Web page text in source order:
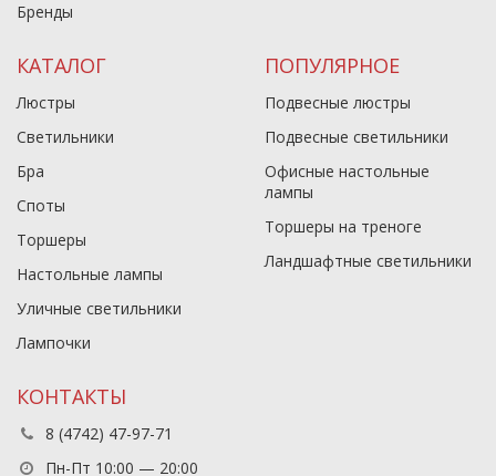
Бренды
КАТАЛОГ
Люстры
Светильники
Бра
Споты
Торшеры
Настольные лампы
Уличные светильники
Лампочки
ПОПУЛЯРНОЕ
Подвесные люстры
Подвесные светильники
Офисные настольные
лампы
Торшеры на треноге
Ландшафтные светильники
КОНТАКТЫ
8 (4742) 47-97-71
Пн-Пт 10:00 — 20:00